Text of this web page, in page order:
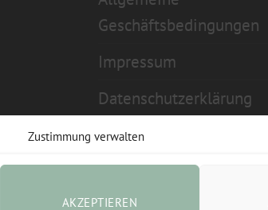
Zustimmung verwalten
AKZEPTIEREN
Geschäftsbedingungen
Impressum
Datenschutzerklärung
Widerrufsbelehrung
Cookie-Richtlinie (EU)